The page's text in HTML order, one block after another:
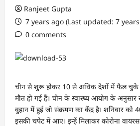
Ranjeet Gupta
7 years ago (Last updated: 7
0 comments
चीन से शुरू होकर 10 से अधिक देशों में फैल चुके
मौत हो गई हैं। चीन के स्वास्थ्य आयोग के
वुहान में हुई जो संक्रमण का केंद्र है। शनिवार को
इसकी चपेट में आए। इन्हें मिलाकर कोरोना